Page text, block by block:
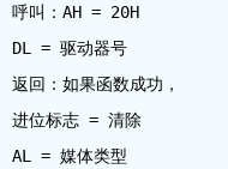
呼叫：AH = 20H
DL = 驱动器号
返回：如果函数成功，
进位标志 = 清除
AL = 媒体类型